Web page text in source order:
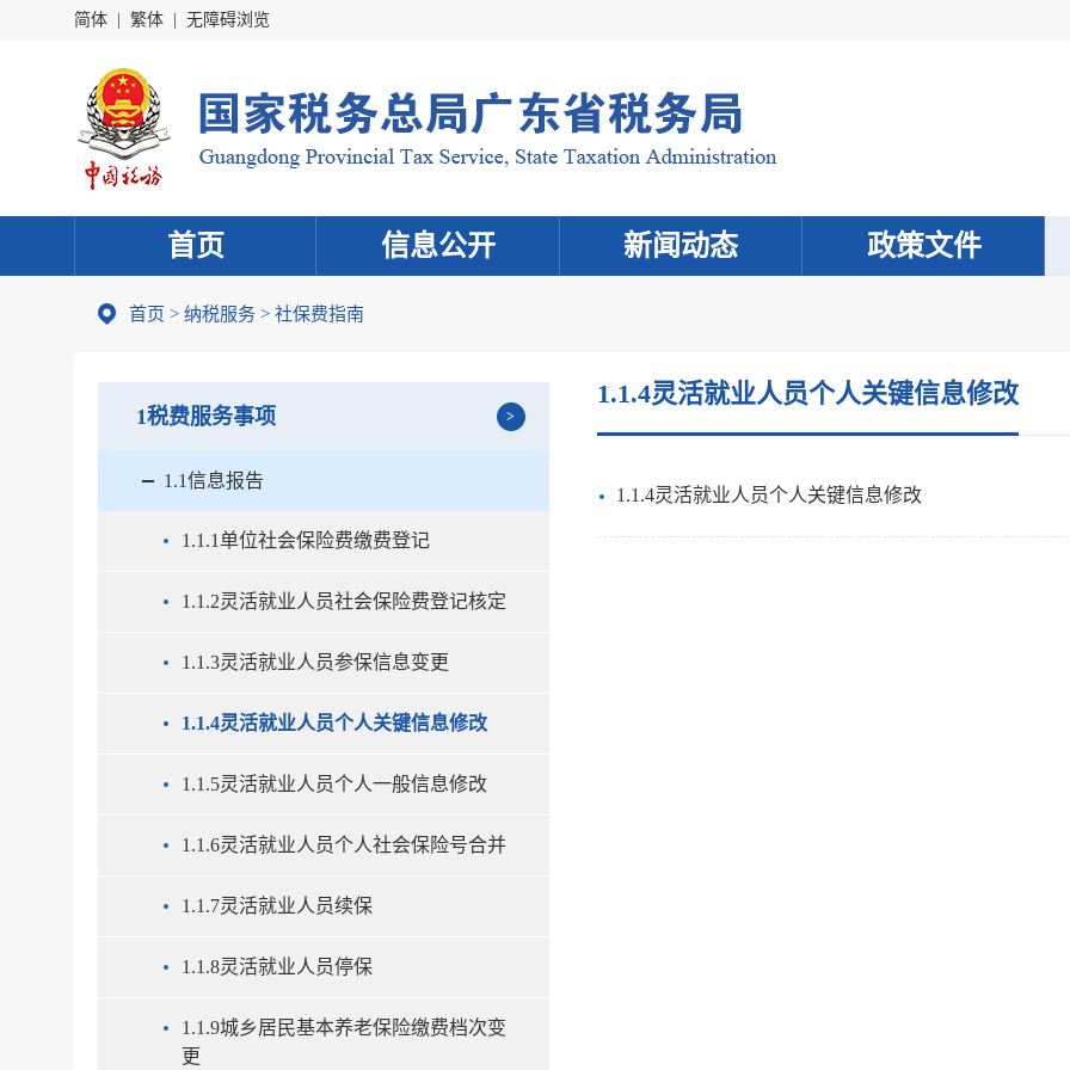
简体 繁体 无障碍浏览
首页 信息公开 新闻动态 政策文件
首页 > 纳税服务 > 社保费指南
1税费服务事项
1.1信息报告
1.1.1单位社会保险费缴费登记
1.1.2灵活就业人员社会保险费登记核定
1.1.3灵活就业人员参保信息变更
1.1.4灵活就业人员个人关键信息修改
1.1.5灵活就业人员个人一般信息修改
1.1.6灵活就业人员个人社会保险号合并
1.1.7灵活就业人员续保
1.1.8灵活就业人员停保
1.1.9城乡居民基本养老保险缴费档次变
更
1.1.4灵活就业人员个人关键信息修改
1.1.4灵活就业人员个人关键信息修改